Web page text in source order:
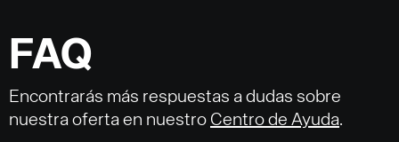
FAQ
Encontrarás más respuestas a dudas sobre
nuestra oferta en nuestro Centro de Ayuda.